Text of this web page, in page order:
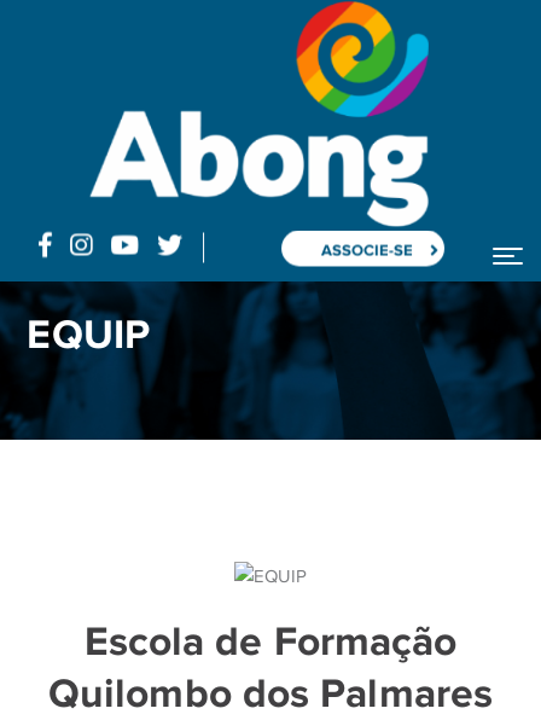
ASSOCIE-SE
EQUIP
Escola de Formação
Quilombo dos Palmares